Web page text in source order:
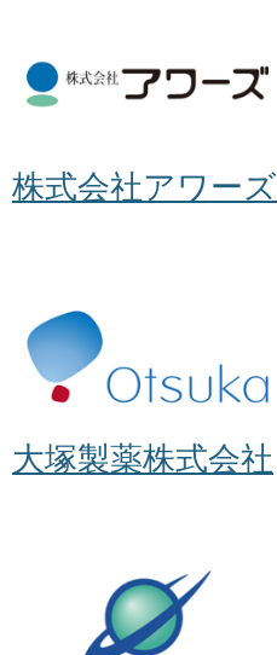
株式会社アワーズ
大塚製薬株式会社